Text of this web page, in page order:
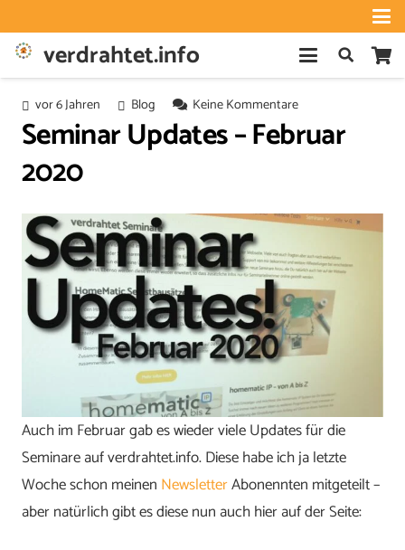
verdrahtet.info
vor 6 Jahren Blog Keine Kommentare
Seminar Updates – Februar
2020
Auch im Februar gab es wieder viele Updates für die
Seminare auf verdrahtet.info. Diese habe ich ja letzte
Woche schon meinen NewsletterAbonennten mitgeteilt –
aber natürlich gibt es diese nun auch hier auf der Seite: